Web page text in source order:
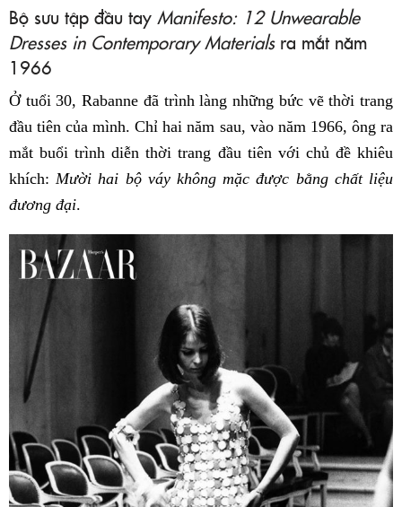
Bộ sưu tập đầu tay Manifesto: 12 Unwearable
Dresses in Contemporary Materialsra mắt năm
1966
Ở tuổi 30, Rabanne đã trình làng những bức vẽ thời trang
đầu tiên của mình. Chỉ hai năm sau, vào năm 1966, ông ra
mắt buổi trình diễn thời trang đầu tiên với chủ đề khiêu
khích:Mười hai bộ váy không mặc được bằng chất liệu
đương đại.